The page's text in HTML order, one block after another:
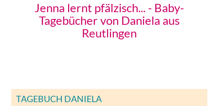
Jenna lernt pfälzisch... - Baby-
Tagebücher von Daniela aus
Reutlingen
TAGEBUCH DANIELA